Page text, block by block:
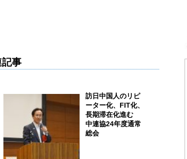
記事
訪日中国人のリピ
ーター化、FIT化、
長期滞在化進む
中連協24年度通常
総会